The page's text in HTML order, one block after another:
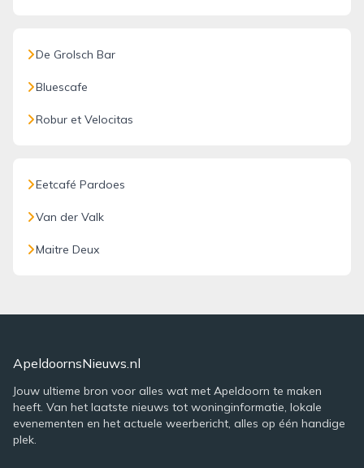
De Grolsch Bar
Bluescafe
Robur et Velocitas
Eetcafé Pardoes
Van der Valk
Maitre Deux
ApeldoornsNieuws.nl
Jouw ultieme bron voor alles wat met Apeldoorn te maken
heeft. Van het laatste nieuws tot woninginformatie, lokale
evenementen en het actuele weerbericht, alles op één handige
plek.